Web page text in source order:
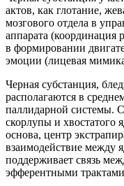
актов, как глотание,
мозгового отдела в
аппарата (координация
в формировании
эмоции (лицевая
Черная субстанция,
располагаются в
паллидарной системы.
скорлупы и хвостатого
основа, центр
взаимодействие между
поддерживает связь
эфферентными